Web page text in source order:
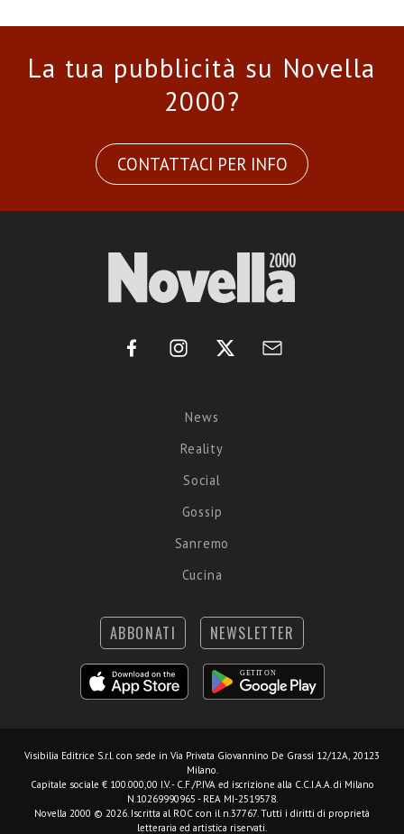
La tua pubblicità su Novella
2000?
CONTATTACI PER INFO
News
Reality
Social
Gossip
Sanremo
Cucina
ABBONATI NEWSLETTER
Visibilia Editrice S.r.l. con sede in Via Privata Giovannino De Grassi 12/12A, 20123
Milano.
Capitale sociale € 100.000,00 I.V. - C.F./P.IVA ed iscrizione alla C.C.I.A.A. di Milano
N.10269990965 - REA MI-2519578.
Novella 2000 © 2026. Iscritta al ROC con il n.37767. Tutti i diritti di proprietà
letteraria ed artistica riservati.